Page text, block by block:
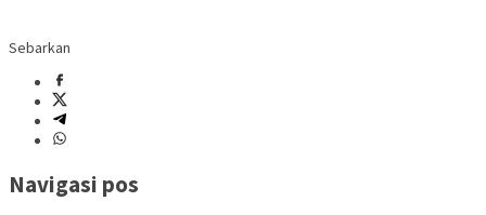
Sebarkan
Navigasi pos